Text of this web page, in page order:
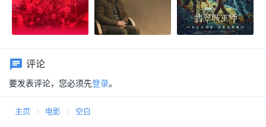
评论
要发表评论，您必须先登录。
主页 电影 空白